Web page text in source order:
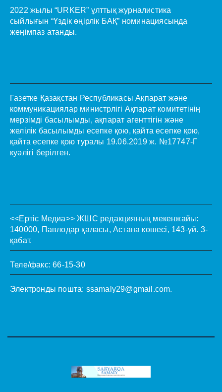
2022 жылы “URKER” ұлттық журналистика
сыйлығын “Үздік өңірлік БАҚ” номинациясында
жеңімпаз атанды.
Газетке Қазақстан Республикасы Ақпарат және
коммуникациялар министрлігі Ақпарат комитетінің
мерзімді басылымды, ақпарат агенттігін және
желілік басылымды есепке қою, қайта есепке қою,
қайта есепке қою туралы 19.06.2019 ж. №17747-Г
куәлігі берілген.
<<Ертіс Медиа>> ЖШС редакцияның мекенжайы:
140000, Павлодар қаласы, Астана көшесі, 143-үй. 3-
қабат.
Теле/факс: 66-15-30
Электронды пошта: ssamaly29@gmail.com.